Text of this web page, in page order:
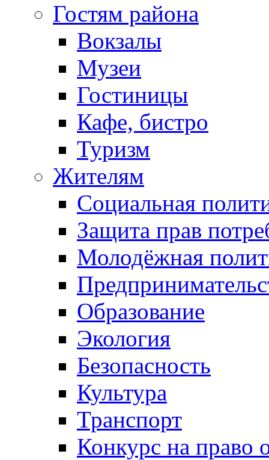
Гостям района
Вокзалы
Музеи
Гостиницы
Кафе, бистро
Туризм
Жителям
Социальная
Защита прав
Молодёжная
Образование
Экология
Безопасность
Культура
Транспорт
Конкурс на право